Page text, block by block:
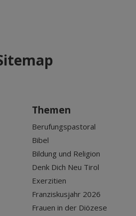
Themen
Berufungspastoral
Bibel
Bildung und Religion
Denk Dich Neu Tirol
Exerzitien
Franziskusjahr 2026
Frauen in der Diözese